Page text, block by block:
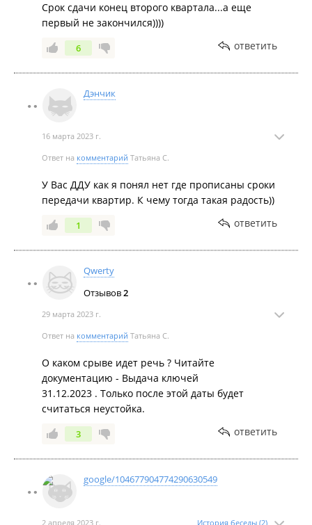
Июнь 2020
Апрель 2020
Срок сдачи конец второго квартала...а еще
первый не закончился))))
6 ответить
Дэнчик
16 марта 2023 г.
Ответ на комментарий Татьяна С.
У Вас ДДУ как я понял нет где прописаны сроки
передачи квартир. К чему тогда такая радость))
1 ответить
Qwerty
Отзывов2
29 марта 2023 г.
Ответ на комментарий Татьяна С.
О каком срыве идет речь ? Читайте
документацию - Выдача ключей
31.12.2023 . Только после этой даты будет
считаться неустойка.
3 ответить
google/104677904774290630549
2 апреля 2023 г. История беседы (2)